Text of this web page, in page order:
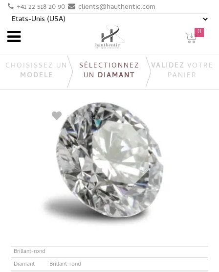
+41 22 518 20 90 clients@hauthentic.com
0
CHOISISSEZ UN
MODÈLE
SÉLECTIONNEZ
UN DIAMANT
VALIDEZ VOTRE
PANIER
AJOUTER
À MES FAVORIS
Brillant-rond
Diamant
Brillant-rond